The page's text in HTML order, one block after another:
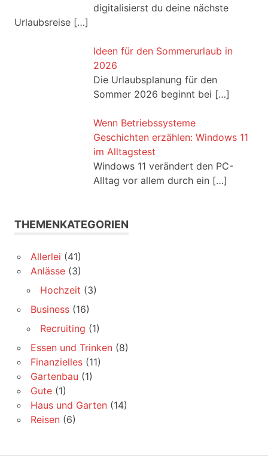
digitalisierst du deine nächste
Urlaubsreise […]
Ideen für den Sommerurlaub in
2026
Die Urlaubsplanung für den
Sommer 2026 beginnt bei […]
Wenn Betriebssysteme
Geschichten erzählen: Windows 11
im Alltagstest
Windows 11 verändert den PC-
Alltag vor allem durch ein […]
THEMENKATEGORIEN
Allerlei (41)
Anlässe(3)
Hochzeit (3)
Business(16)
Recruiting (1)
Essen und Trinken(8)
Finanzielles(11)
Gartenbau (1)
Gute(1)
Haus und Garten(14)
Reisen(6)